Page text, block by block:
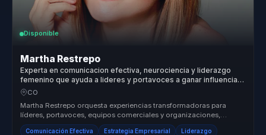
Disponible
Martha Restrepo
Experta en comunicacion efectiva, neurociencia y liderazgo
femenino que ayuda a lideres y portavoces a ganar influencia,
claridad y recordacion.
CO
Martha Restrepo orquesta experiencias transformadoras para
líderes, portavoces, equipos comerciales y organizaciones,
ayudándoles a dejar...
Comunicación Efectiva Estrategia Empresarial Liderazgo